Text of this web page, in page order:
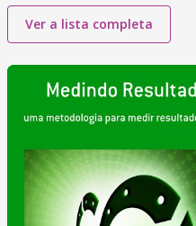
Ver a lista completa